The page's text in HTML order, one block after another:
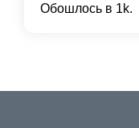
Обошлось в 1k.